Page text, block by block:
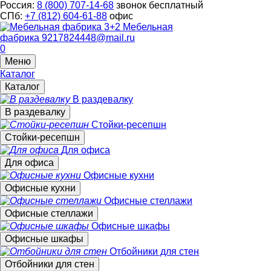
Россия: 8 (800) 707-14-68 звонок бесплатный
СПб: +7 (812) 604-61-88 офис
Мебельная
фабрика 9217824448@mail.ru
0
Меню
Каталог
Каталог
В раздевалку
В раздевалку
Стойки-ресепшн
Стойки-ресепшн
Для офиса
Для офиса
Офисные кухни
Офисные кухни
Офисные стеллажи
Офисные стеллажи
Офисные шкафы
Офисные шкафы
Отбойники для стен
Отбойники для стен